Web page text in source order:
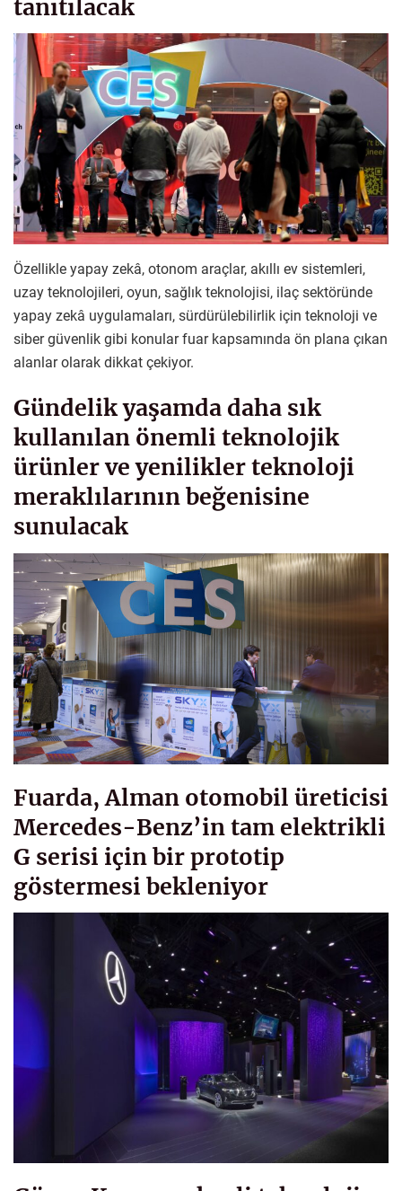
tanıtılacak
Özellikle yapay zekâ, otonom araçlar, akıllı ev sistemleri,
uzay teknolojileri, oyun, sağlık teknolojisi, ilaç sektöründe
yapay zekâ uygulamaları, sürdürülebilirlik için teknoloji ve
siber güvenlik gibi konular fuar kapsamında ön plana çıkan
alanlar olarak dikkat çekiyor.
Gündelik yaşamda daha sık
kullanılan önemli teknolojik
ürünler ve yenilikler teknoloji
meraklılarının beğenisine
sunulacak
Fuarda, Alman otomobil üreticisi
Mercedes-Benz’in tam elektrikli
G serisi için bir prototip
göstermesi bekleniyor